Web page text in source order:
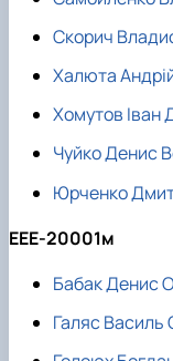
Скорич
Халюта
Хомутов Іван
Чуйко Денис
Юрченко
ЕЕЕ-20001м
Бабак Денис
Галяс